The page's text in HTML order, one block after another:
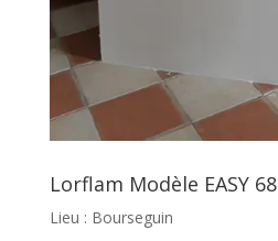
Lorflam Modèle EASY 68
Lieu : Bourseguin